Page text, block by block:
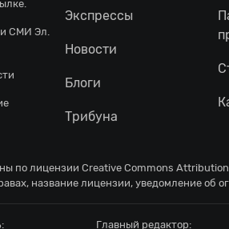
СМИ Эл.
Экспрессы
Новости
Блоги
Трибуна
по лицензии Creative Commons
название лицензии, уведомление об
Главный редактор: